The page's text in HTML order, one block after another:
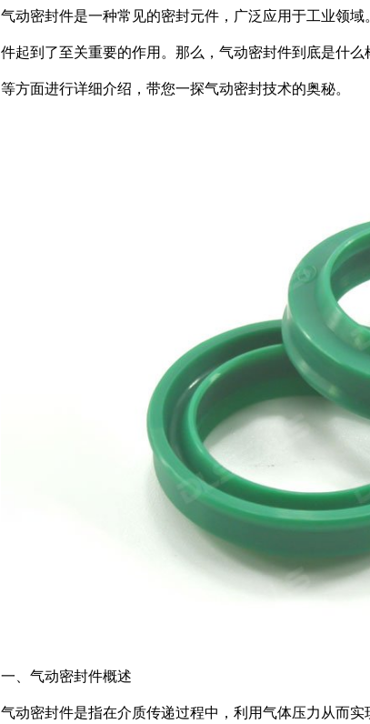
气动密封件是一种常见的密封元件，广泛应用于工业领
件起到了至关重要的作用。那么，气动密封件到底是什
等方面进行详细介绍，带您一探气动密封技术的奥秘。
一、气动密封件概述
气动密封件是指在介质传递过程中，利用气体压力从而